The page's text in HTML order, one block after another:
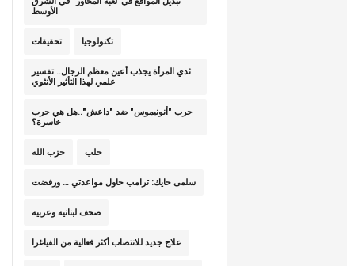
الأوسط
تحقيقات تكنولوجيا
ثدي المرأة يجذب أعين معظم الرجال.. تفسير
علمي لهذا التأثير الأنثوي
حرب "أنونيموس" ضد "داعش"..هل هي حرب
خاسرة؟
حزب الله حلب
سلمى حايك: ترامب حاول مواعدتي … ورفضت
صحف لبنانيه وعربيه
علاج جديد للانتصاب أكثر فعالية من الفياغرا